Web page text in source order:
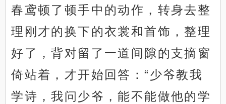
春鸢顿了顿手中的动作，转身去整
理刚才的换下的衣裳和首饰，整理
好了，背对留了一道间隙的支摘窗
倚站着，才开始回答：“少爷教我
学诗，我问少爷，能不能做他的学